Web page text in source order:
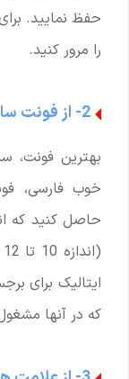
حفظ نمایید.
را مرور کنید.
2- از فونت ساده و خوانا استفاده کنید.
بهترین فونت،
حاصل کنید که
ایتالیک برای
که در آنها